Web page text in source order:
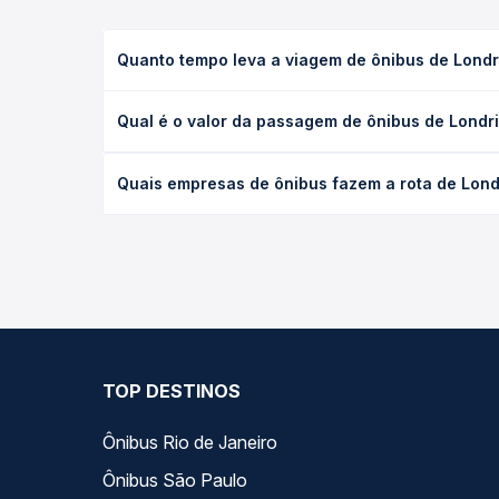
Quanto tempo leva a viagem de ônibus de
(convencional, executivo ou leito) e as condições
Qual é o valor da passagem de ônibus de
o tipo de poltrona e a antecedência da compra.
Quais empresas de ônibus fazem a rota de
TOP DESTINOS
Ônibus Rio de Janeiro
Ônibus São Paulo